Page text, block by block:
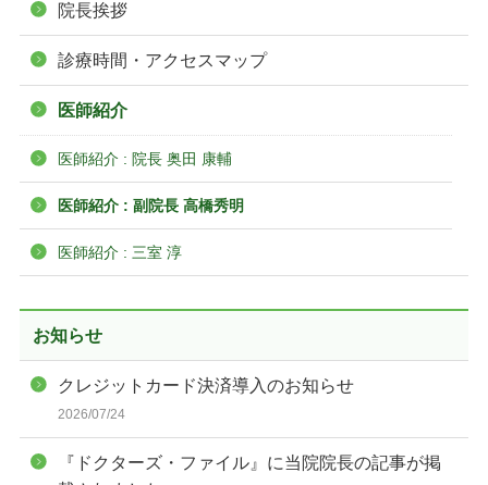
院長挨拶
診療時間・アクセスマップ
医師紹介
医師紹介 : 院長 奥田 康輔
医師紹介 : 副院長 高橋秀明
医師紹介 : 三室 淳
お知らせ
クレジットカード決済導入のお知らせ
2026/07/24
『ドクターズ・ファイル』に当院院長の記事が掲